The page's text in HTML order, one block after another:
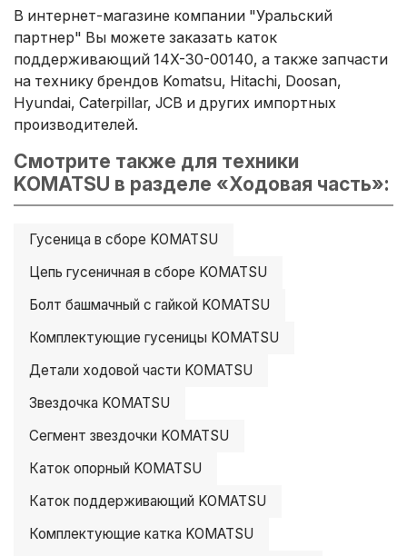
В интернет-магазине компании "Уральский
партнер" Вы можете заказать каток
поддерживающий 14X-30-00140, а также запчасти
на технику брендов Komatsu, Hitachi, Doosan,
Hyundai, Caterpillar, JCB и других импортных
производителей.
Смотрите также для техники
KOMATSU в разделе «Ходовая часть»:
Гусеница в сборе KOMATSU
Цепь гусеничная в сборе KOMATSU
Болт башмачный с гайкой KOMATSU
Комплектующие гусеницы KOMATSU
Детали ходовой части KOMATSU
Звездочка KOMATSU
Сегмент звездочки KOMATSU
Каток опорный KOMATSU
Каток поддерживающий KOMATSU
Комплектующие катка KOMATSU